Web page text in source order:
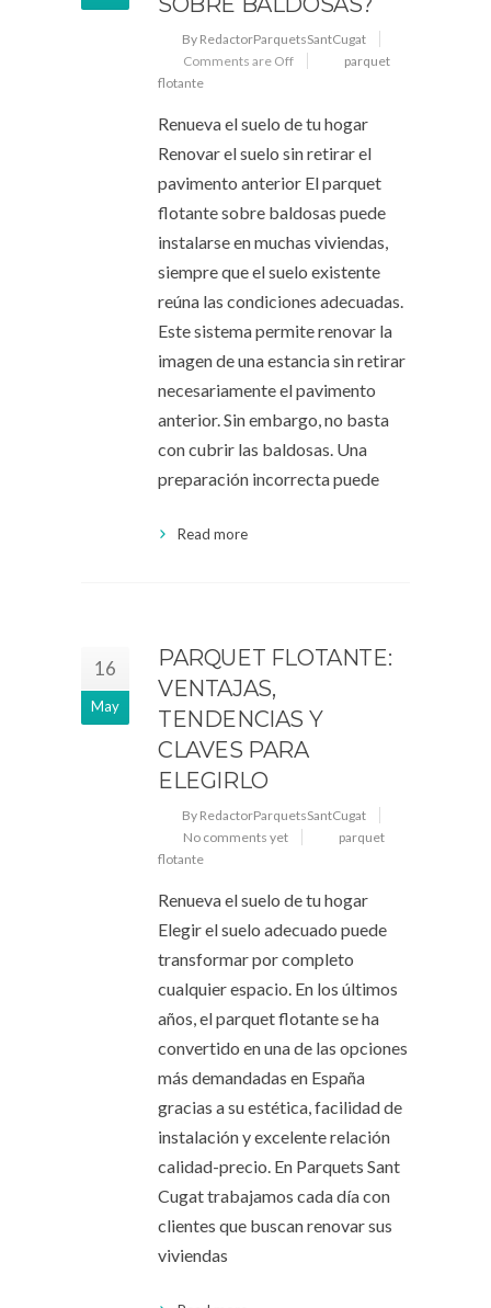
By RedactorParquetsSantCugat
Comments are Off
parquet
flotante
Renueva el suelo de tu hogar
Renovar el suelo sin retirar el
pavimento anterior El parquet
flotante sobre baldosas puede
instalarse en muchas viviendas,
siempre que el suelo existente
reúna las condiciones adecuadas.
Este sistema permite renovar la
imagen de una estancia sin retirar
necesariamente el pavimento
anterior. Sin embargo, no basta
con cubrir las baldosas. Una
preparación incorrecta puede
Read more
16
May
PARQUET FLOTANTE:
VENTAJAS,
TENDENCIAS Y
CLAVES PARA
ELEGIRLO
By RedactorParquetsSantCugat
No comments yet
parquet
flotante
Renueva el suelo de tu hogar
Elegir el suelo adecuado puede
transformar por completo
cualquier espacio. En los últimos
años, el parquet flotante se ha
convertido en una de las opciones
más demandadas en España
gracias a su estética, facilidad de
instalación y excelente relación
calidad-precio. En Parquets Sant
Cugat trabajamos cada día con
clientes que buscan renovar sus
viviendas